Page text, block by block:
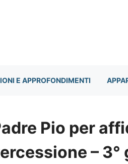
E APPROFONDIMENTI
Pio per
– 3°